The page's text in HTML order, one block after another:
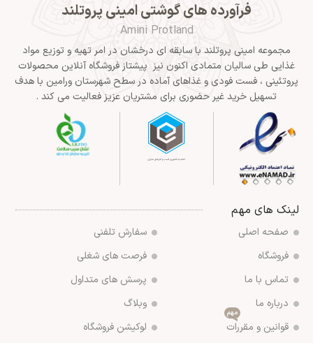
فرآورده های گوشتی امینی پروتلند
Amini Protland
مجموعه امینی پروتلند با سابقه ای درخشان در امر تهیه و توزیع مواد
غذایی طی سالیان متمادی اکنون نیز پیشتاز فروشگاه آنلاین محصولات
پروتئینی ، فست فودی و غذاهای آماده در سطح شهرستان ورامین با هدف
تسهیل خرید غیر حضوری برای مشتریان عزیز فعالیت می کند .
لینک های مهم
صفحه اصلی
فروشگاه
تماس با ما
درباره ما
قوانین و مقررات
مهم
سفارش تلفنی
فرصت های شغلی
پرسش های متداول
وبلاگ
لوکیشن فروشگاه